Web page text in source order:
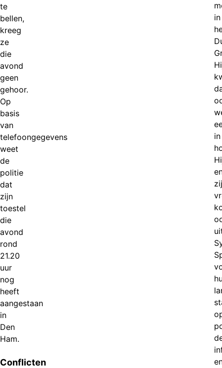
te
bellen,
kreeg
ze
die
avond
geen
gehoor.
Op
basis
van
telefoongegevens
weet
de
politie
dat
zijn
toestel
die
avond
rond
21.20
uur
nog
heeft
aangestaan
in
Den
Ham.
Conflicten
in
in